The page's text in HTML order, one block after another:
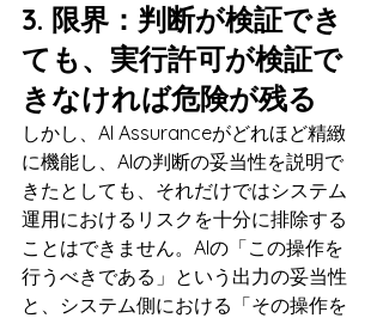
3. 限界：判断が検証でき
ても、実行許可が検証で
きなければ危険が残る
しかし、AI Assuranceがどれほど精緻
に機能し、AIの判断の妥当性を説明で
きたとしても、それだけではシステム
運用におけるリスクを十分に排除する
ことはできません。AIの「この操作を
行うべきである」という出力の妥当性
と、システム側における「その操作を